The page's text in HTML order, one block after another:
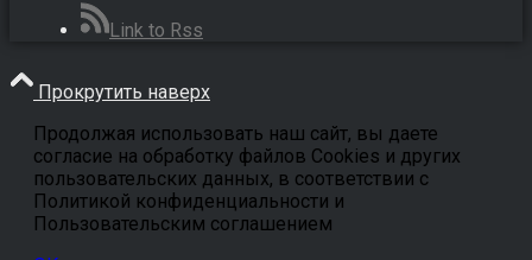
Link to Rss
Прокрутить наверх
Продолжая использовать наш сайт, вы даете
согласие на обработку файлов Cookies и других
пользовательских данных, в соответствии с
Политикой конфиденциальности и
Пользовательским соглашением